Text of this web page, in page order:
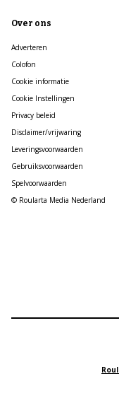
Over ons
Adverteren
Colofon
Cookie informatie
Cookie Instellingen
Privacy beleid
Disclaimer/vrijwaring
Leveringsvoorwaarden
Gebruiksvoorwaarden
Spelvoorwaarden
© Roularta Media Nederland